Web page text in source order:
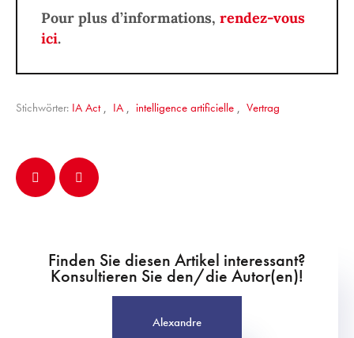
Pour plus d’informations, rendez-vous
ici.
Stichwörter: IA Act, IA , intelligence artificielle , Vertrag
Finden Sie diesen Artikel interessant?
Konsultieren Sie den/die Autor(en)!
Alexandre